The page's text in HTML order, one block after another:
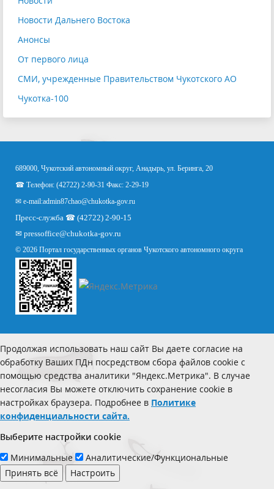
Новости Дальнего Востока
Анонсы
От первого лица
СМИ, учрежденные Правительством Чукотского АО
Чукотка-100
689000, Чукотский автономный округ, Анадырь, ул. Беринга, 20
☎ Телефон: (42722) 2-90-31 Факс: 2-29-19
✉ e-mail:admin87chao@chukotka-gov.ru
Пресс-служба ☎ (42722) 2-90-15
✉ pressoffice@chukotka-gov.ru
© 2026 Портал государственных органов Чукотского автономного округа
Продолжая использовать наш сайт Вы даете согласие на
обработку Ваших ПДн посредством сбора файлов cookie с
помощью средства аналитики "Яндекс.Метрика". В случае
несогласия Вы можете отключить сохранение cookie в
настройках браузера. Подробнее в Политике
конфиденциальности сайта.
Выберите настройки cookie
Минимальные
Аналитические/Функциональные
Принять всё
Настроить